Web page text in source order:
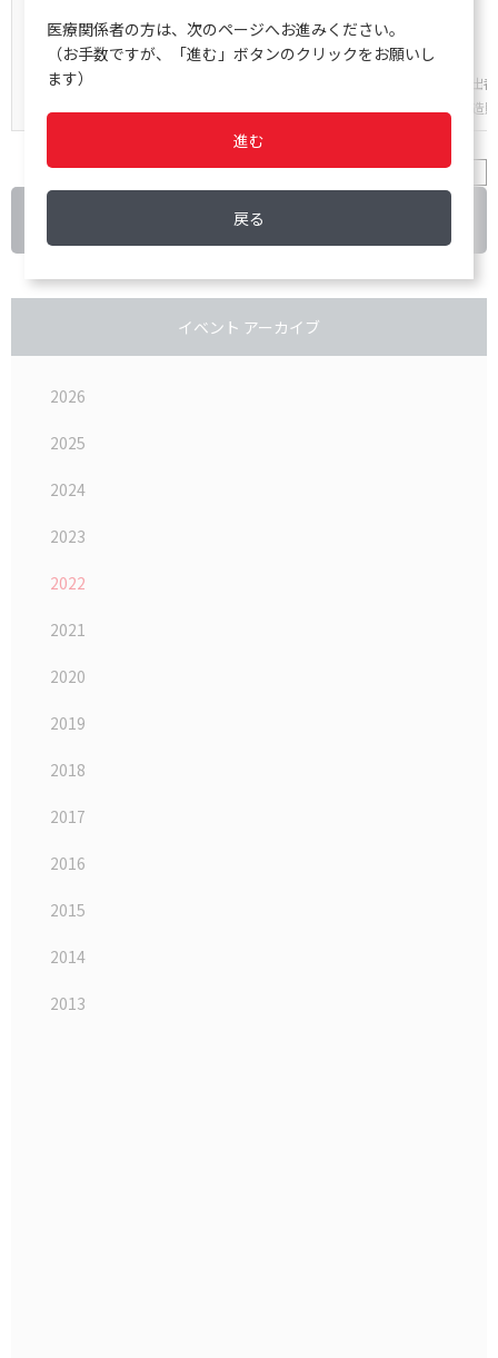
全自動フローサイトメーターAQUIOS
製造販売届
AQUIOS 全自動クリニカルフローサイトメーター 製
イベント アーカイブ
2026
2025
2024
2023
2022
2021
2020
2019
2018
2017
2016
2015
2014
2013
医療関係者の方は、次のページへお進みください。
（お手数ですが、「進む」ボタンのクリックをお願いし
ます）
進む
戻る